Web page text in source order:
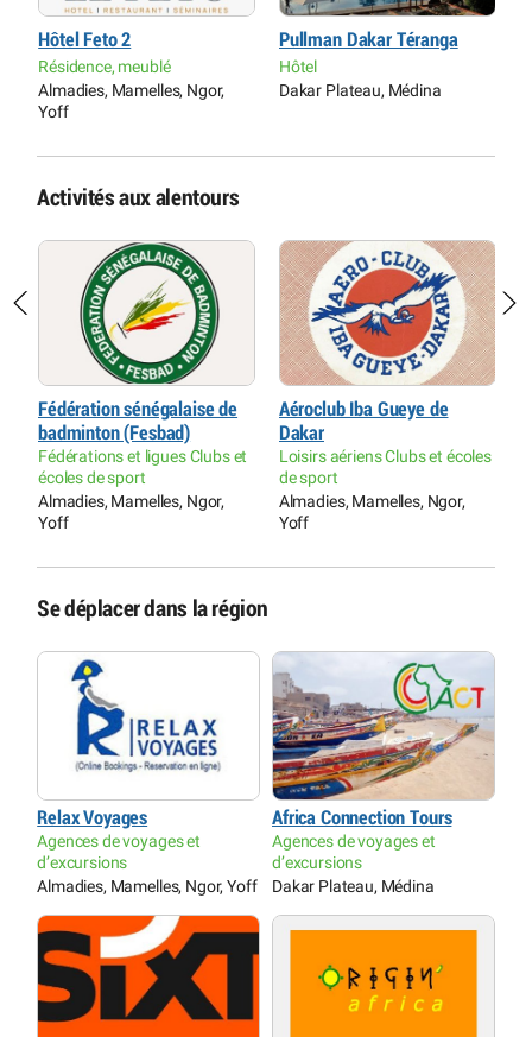
Hôtel Feto 2
Résidence, meublé
Almadies, Mamelles, Ngor,
Yoff
Pullman Dakar Téranga
Hôtel
Dakar Plateau, Médina
Activités aux alentours
Fédération sénégalaise de
badminton (Fesbad)
Fédérations et ligues Clubs et
écoles de sport
Almadies, Mamelles, Ngor,
Yoff
Aéroclub Iba Gueye de
Dakar
Loisirs aériens Clubs et écoles
de sport
Almadies, Mamelles, Ngor,
Yoff
Se déplacer dans la région
Relax Voyages
Agences de voyages et
d’excursions
Almadies, Mamelles, Ngor, Yoff
Africa Connection Tours
Agences de voyages et
d’excursions
Dakar Plateau, Médina